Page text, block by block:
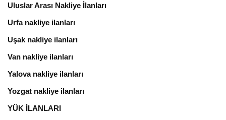
Uluslar Arası Nakliye İlanları
Urfa nakliye ilanları
Uşak nakliye ilanları
Van nakliye ilanları
Yalova nakliye ilanları
Yozgat nakliye ilanları
YÜK İLANLARI